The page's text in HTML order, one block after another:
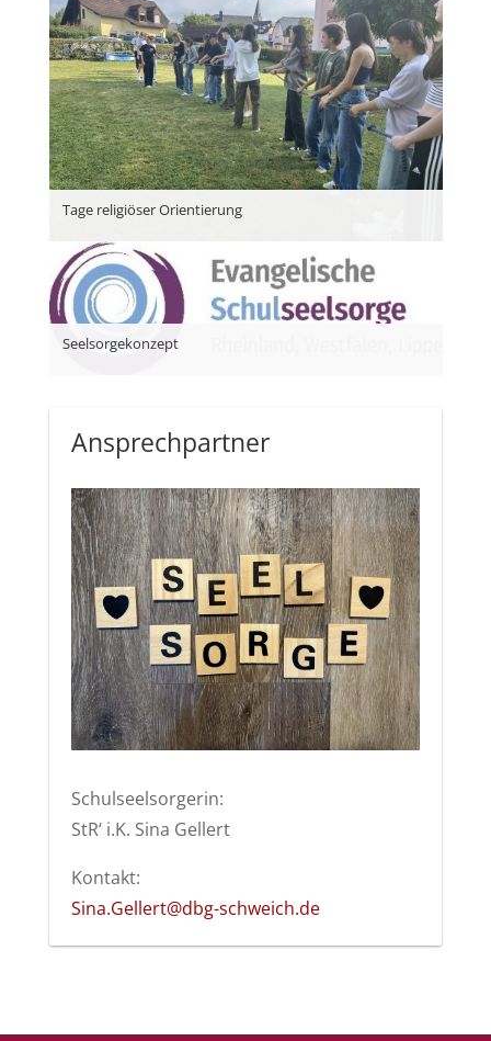
Tage religiöser Orientierung
Seelsorgekonzept
Ansprechpartner
Schulseelsorgerin:
StR‘ i.K. Sina Gellert
Kontakt:
Sina.Gellert@dbg-schweich.de